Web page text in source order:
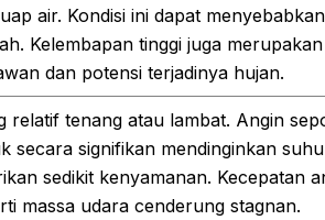
air. Kondisi ini dapat
Kelembapan tinggi juga
dan potensi terjadinya hujan.
relatif tenang atau lambat. Angin
secara signifikan mendinginkan
sedikit kenyamanan. Kecepatan
massa udara cenderung stagnan.